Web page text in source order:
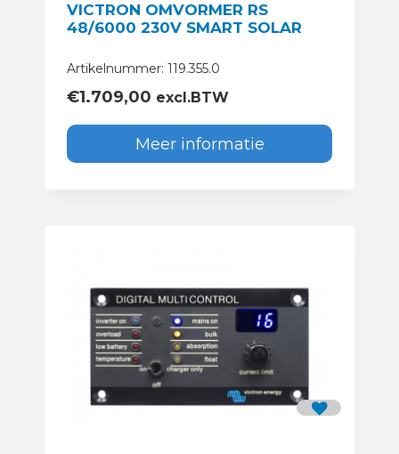
VICTRON OMVORMER RS
48/6000 230V SMART SOLAR
Artikelnummer: 119.355.0
€1.709,00 excl.BTW
Meer informatie